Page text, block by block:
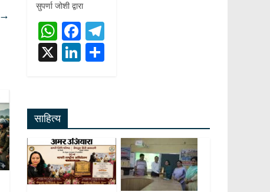
→
सुपर्णा जोशी द्वारा
W
h
at
A
p
p
F
ac
e
o
k
m
X Li
dI
n
साहित्य